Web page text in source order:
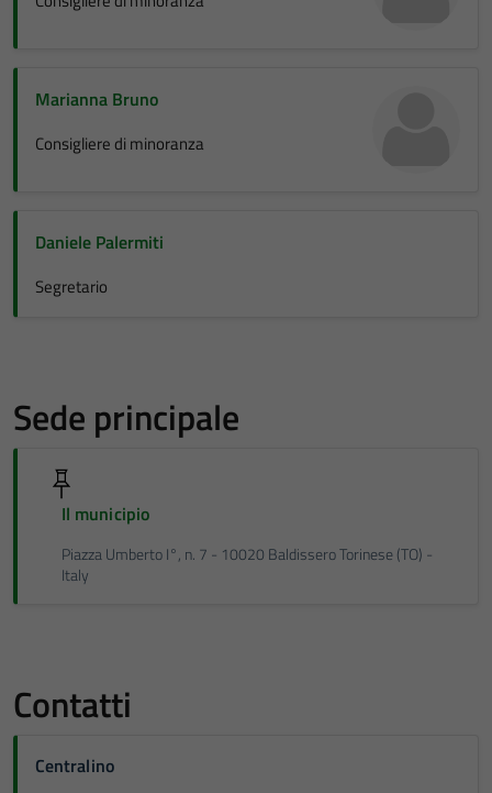
Marianna Bruno
Consigliere di minoranza
Daniele Palermiti
Segretario
Sede principale
Il municipio
Piazza Umberto I°, n. 7 - 10020 Baldissero Torinese (TO) -
Italy
Contatti
Centralino